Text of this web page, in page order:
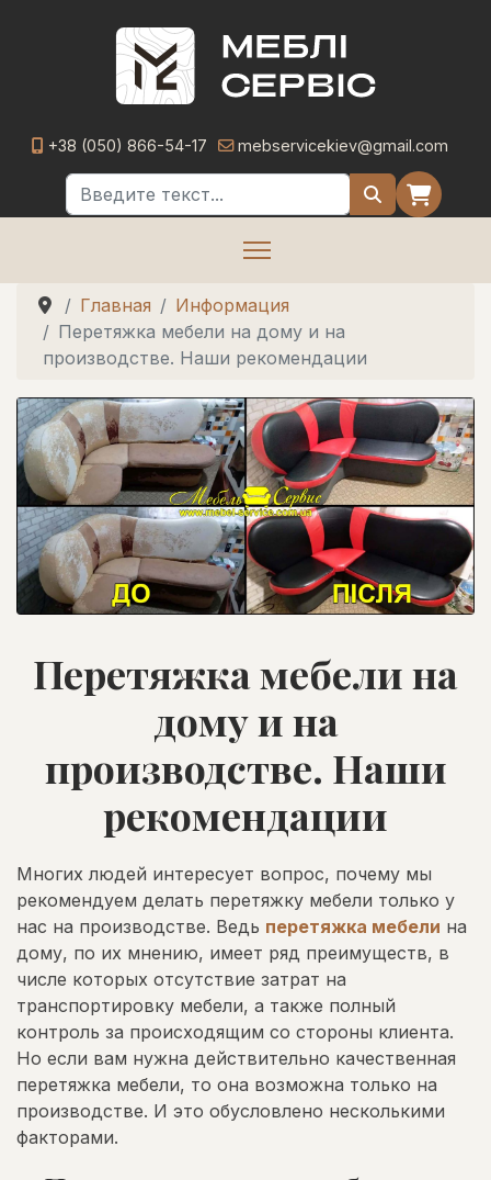
+38 (050) 866-54-17 mebservicekiev@gmail.com
Поиск
Главная
Информация
Перетяжка мебели на дому и на
производстве. Наши рекомендации
Перетяжка мебели на
дому и на
производстве. Наши
рекомендации
Многих людей интересует вопрос, почему мы
рекомендуем делать перетяжку мебели только у
нас на производстве. Ведь перетяжка мебели на
дому, по их мнению, имеет ряд преимуществ, в
числе которых отсутствие затрат на
транспортировку мебели, а также полный
контроль за происходящим со стороны клиента.
Но если вам нужна действительно качественная
перетяжка мебели, то она возможна только на
производстве. И это обусловлено несколькими
факторами.